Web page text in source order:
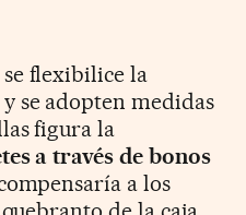
se flexibilice la
se adopten medidas
figura la
a través de bonos
a los